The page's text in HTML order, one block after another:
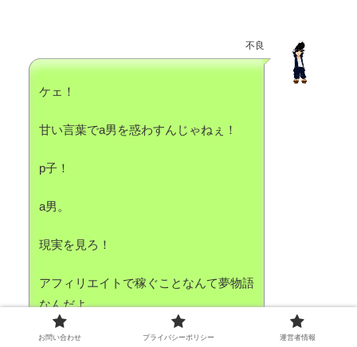
不良
ケェ！
甘い言葉でa男を惑わすんじゃねぇ！
p子！
a男。
現実を見ろ！
アフィリエイトで稼ぐことなんて夢物語
なんだよ。
仮に稼ぐことができたとしても、稼ぎ続
お問い合わせ プライバシーポリシー 運営者情報